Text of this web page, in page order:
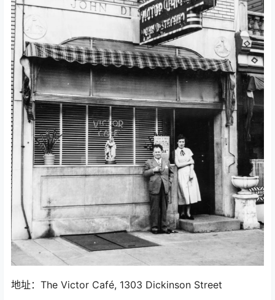
地址：The Victor Café, 1303 Dickinson Street